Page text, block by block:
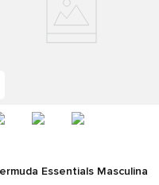
Essentials Masculina